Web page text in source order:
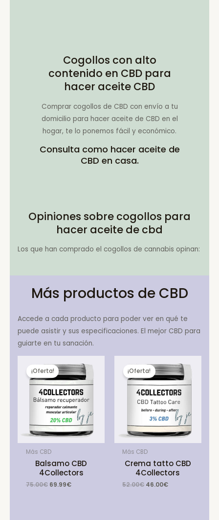
Cogollos con alto
contenido en CBD para
hacer aceite CBD
Comprar cogollos de CBD con envío a tu
domicilio para hacer aceite de CBD en el
hogar, te lo ponemos fácil y económico.
Consulta como hacer aceite de
CBD en casa.
Opiniones sobre cogollos para
hacer aceite de cbd
Los que han comprado el cogollos de cannabis opinan:
Más productos de CBD
Accede a cada producto para poder ver en qué te
puede asistir y sus especificaciones. El mejor CBD para
guiarte en tu sanación.
¡Oferta!
Más CBD
Balsamo CBD
4Collectors
75.00€ Original
69.99€Current
¡Oferta!
Más CBD
Crema tatto CBD
4Collectors
52.00€ Original
46.00€Current